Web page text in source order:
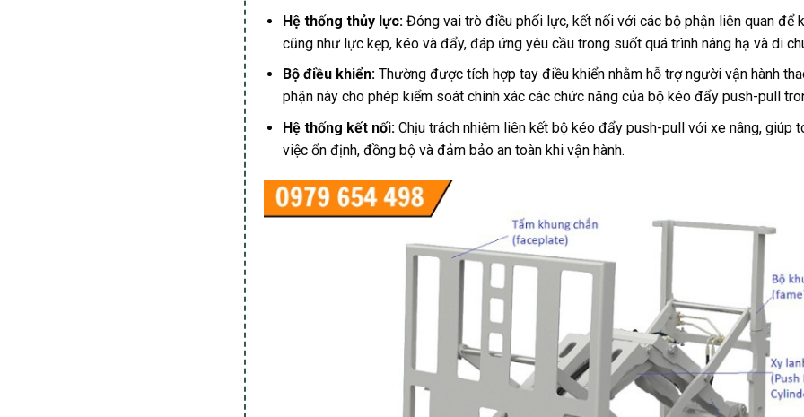
Hệ thống thủy lực: Đóng vai trò điều phối lực, kết nối với các bộ phận liên quan để
cũng như lực kẹp, kéo và đẩy, đáp ứng yêu cầu trong suốt quá trình nâng hạ và di
Bộ điều khiển: Thường được tích hợp tay điều khiển nhằm hỗ trợ người vận hành
phận này cho phép kiểm soát chính xác các chức năng của bộ kéo đẩy push-pull
Hệ thống kết nối: Chịu trách nhiệm liên kết bộ kéo đẩy push-pull với xe nâng, giúp
việc ổn định, đồng bộ và đảm bảo an toàn khi vận hành.